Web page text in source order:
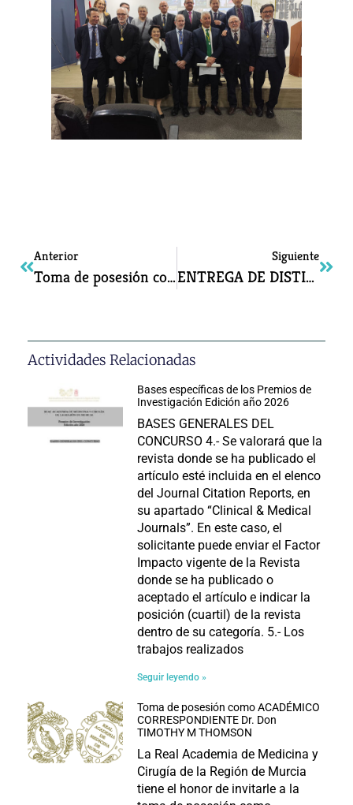
Anterior
Toma de posesión como ACADÉMICO CORRESPONDIENTE del DR. D. JOSÉ MANUEL RODRÍGUEZ GONZÁLEZ
Siguiente
ENTREGA DE DISTINCIONES Y PREMIOS DE INVESTIGACIÓN 2025
Actividades Relacionadas
Bases específicas de los Premios de
Investigación Edición año 2026
BASES GENERALES DEL
CONCURSO 4.- Se valorará que la
revista donde se ha publicado el
artículo esté incluida en el elenco
del Journal Citation Reports, en
su apartado “Clinical & Medical
Journals”. En este caso, el
solicitante puede enviar el Factor
Impacto vigente de la Revista
donde se ha publicado o
aceptado el artículo e indicar la
posición (cuartil) de la revista
dentro de su categoría. 5.- Los
trabajos realizados
Seguir leyendo »
Toma de posesión como ACADÉMICO
CORRESPONDIENTE Dr. Don
TIMOTHY M THOMSON
La Real Academia de Medicina y
Cirugía de la Región de Murcia
tiene el honor de invitarle a la